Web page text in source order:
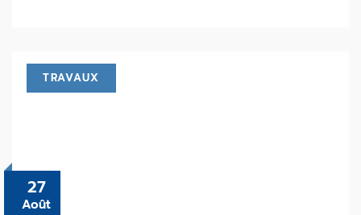
27
Août
TRAVAUX